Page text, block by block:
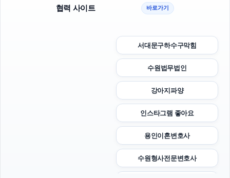
협력 사이트 바로가기
서대문구하수구막힘
수원법무법인
강아지파양
인스타그램 좋아요
용인이혼변호사
수원형사전문변호사